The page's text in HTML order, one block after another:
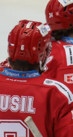
Dostihy
Florbal
Futsal
Golf
Gymnastika